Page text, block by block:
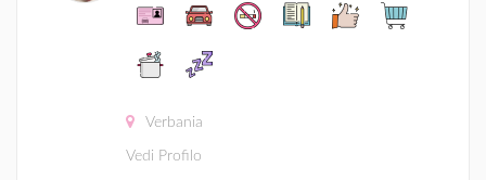
Verbania
Vedi Profilo